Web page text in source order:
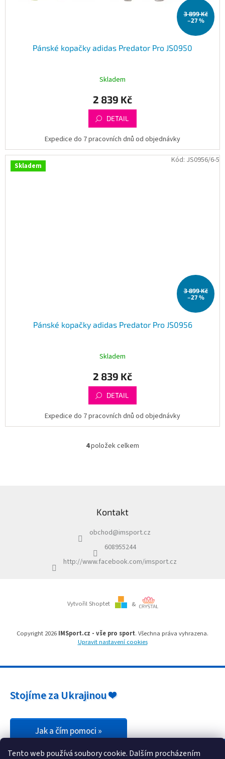
Tento web používá soubory cookie. Dalším procházením
3 899 Kč
–27 %
Pánské kopačky adidas Predator Pro JS0950
Skladem
2 839 Kč
DETAIL
Expedice do 7 pracovních dnů od objednávky
Skladem
3 899 Kč
–27 %
Pánské kopačky adidas Predator Pro JS0956
Skladem
2 839 Kč
DETAIL
Expedice do 7 pracovních dnů od objednávky
Kód: JS0956/6-5
O
c
í
p
r
v
y
4položek celkem
Kontakt
obchod@imsport.cz
608955244
http://www.facebook.com/imsport.cz
Vytvořil Shoptet &
Copyright 2026 IMSport.cz - vše pro sport. Všechna práva vyhrazena.
Upravit nastavení cookies
Stojíme za Ukrajinou ❤️
Jak a čím pomoci »